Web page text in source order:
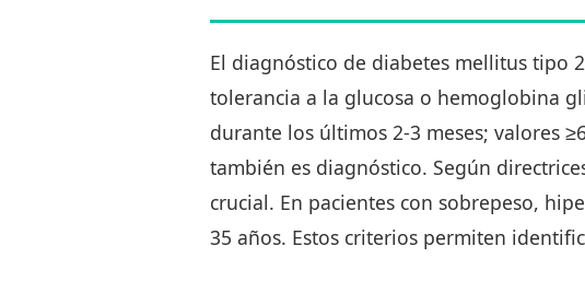
El diagnóstico de diabetes mellitus tipo
tolerancia a la glucosa o hemoglobina
durante los últimos 2-3 meses; valores
también es diagnóstico. Según
crucial. En pacientes con sobrepeso,
35 años. Estos criterios permiten